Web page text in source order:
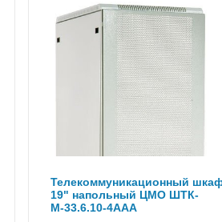
Телекоммуникационный
19" напольный ЦМО ШТК-
М-33.6.10-4ААА